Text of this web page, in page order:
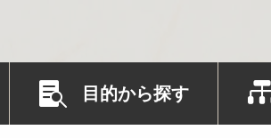
目的から探す